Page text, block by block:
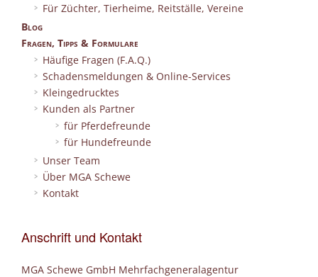
Für Züchter, Tierheime, Reitställe, Vereine
Blog
Fragen, Tipps & Formulare
Häufige Fragen (F.A.Q.)
Schadensmeldungen & Online-Services
Kleingedrucktes
Kunden als Partner
für Pferdefreunde
für Hundefreunde
Unser Team
Über MGA Schewe
Kontakt
Anschrift und Kontakt
MGA Schewe GmbH Mehrfachgeneralagentur